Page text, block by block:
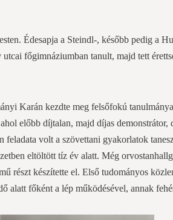
Édesapja a Steindl-, később pedig a
főgimnáziumban tanult, majd tett
Karán kezdte meg felsőfokú
előbb díjtalan, majd díjas
volt a szövettani gyakorlatok
eltöltött tíz év alatt. Még
részt készítette el. Első tudományos
főként a lép működésével, annak